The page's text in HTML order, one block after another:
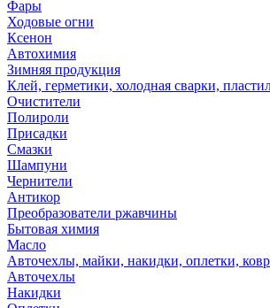
Фары
Ходовые огни
Ксенон
Автохимия
Зимняя продукция
Клей, герметики, холодная сварки,
Очистители
Полироли
Присадки
Смазки
Шампуни
Чернители
Антикор
Преобразователи ржавчины
Бытовая химия
Масло
Авточехлы, майки, накидки, оплетки,
Авточехлы
Накидки